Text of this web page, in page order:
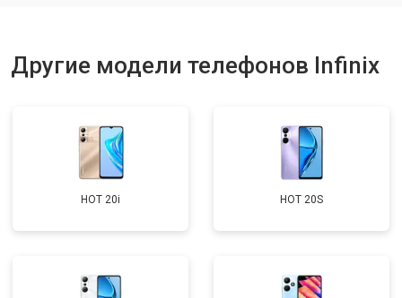
Другие модели телефонов Infinix
HOT 20i HOT 20S